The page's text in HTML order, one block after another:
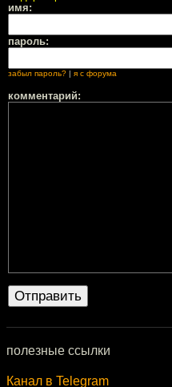
имя:
пароль:
забыл пароль? | я с форума
комментарий:
полезные ссылки
Канал в Telegram